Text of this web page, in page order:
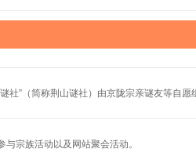
社”（简称荆山谜社）由京陇宗亲谜友等自
与宗族活动以及网站聚会活动。